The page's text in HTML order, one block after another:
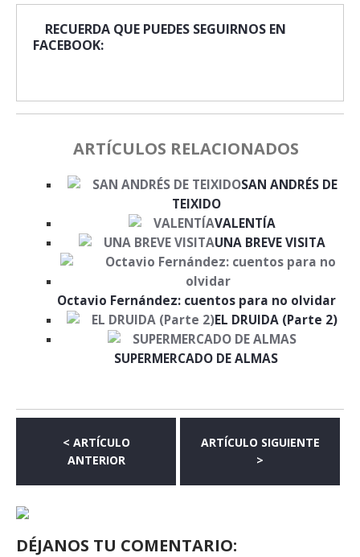
RECUERDA QUE PUEDES SEGUIRNOS EN
FACEBOOK:
ARTÍCULOS RELACIONADOS
SAN ANDRÉS DE
TEIXIDO
VALENTÍA
UNA BREVE VISITA
Octavio Fernández: cuentos para no olvidar
EL DRUIDA (Parte 2)
SUPERMERCADO DE ALMAS
< ARTÍCULO
ANTERIOR
ARTÍCULO SIGUIENTE
>
DÉJANOS TU COMENTARIO: